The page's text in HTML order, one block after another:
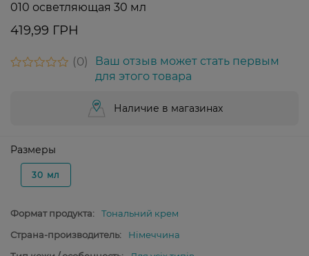
010 осветляющая 30 мл
419,99 ГРН
0
Ваш отзыв может стать первым
для этого товара
Наличие в магазинах
Размеры
30 мл
Формат продукта:
Тональний крем
Страна-производитель:
Німеччина